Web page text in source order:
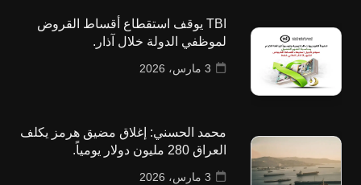
TBI يوقف استقطاع أقساط القروض
لموظفي الدولة خلال آذار.
3 مارس، 2026
محمد الحسني: إغلاق مضيق هرمز يكلف
العراق 280 مليون دولار يومياً.
3 مارس، 2026